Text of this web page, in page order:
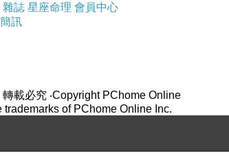
雜誌 星座命理 會員中心
訊
轉載必究 ‧Copyright PChome Online
of PChome Online Inc.